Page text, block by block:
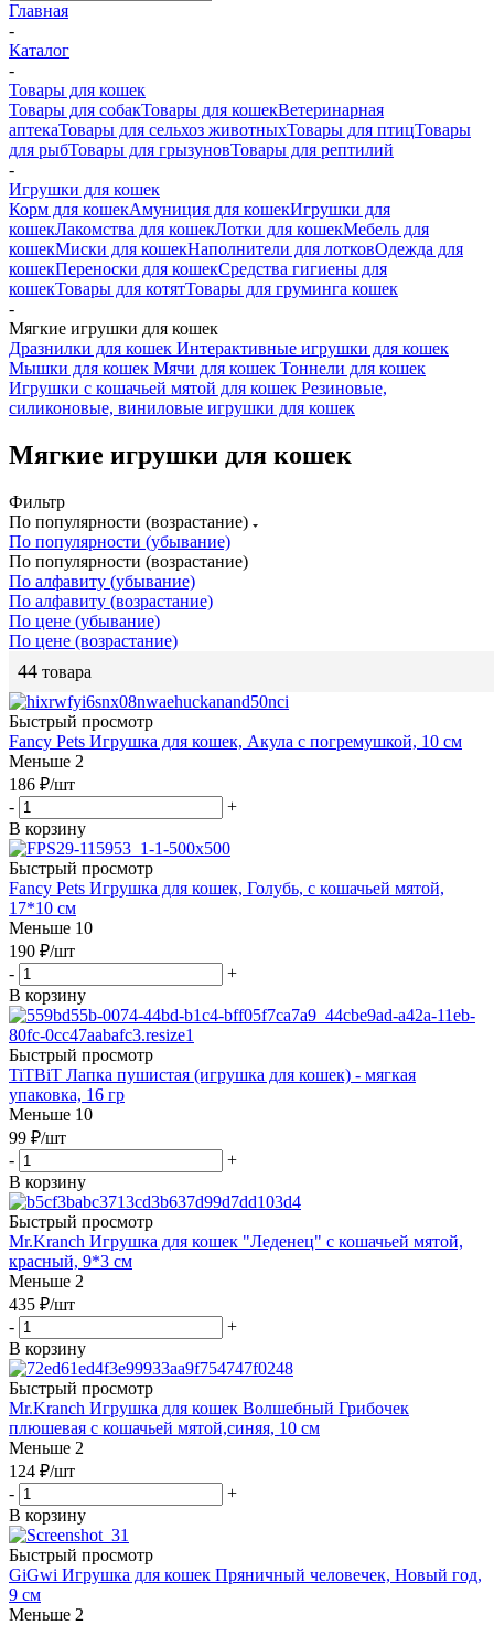
Главная
-
Каталог
-
Товары для кошек
Товары для собакТовары для кошекВетеринарная
аптекаТовары для сельхоз животныхТовары для птицТовары
для рыбТовары для грызуновТовары для рептилий
-
Игрушки для кошек
Корм для кошекАмуниция для кошекИгрушки для
кошекЛакомства для кошекЛотки для кошекМебель для
кошекМиски для кошекНаполнители для лотковОдежда для
кошекПереноски для кошекСредства гигиены для
кошекТовары для котятТовары для груминга кошек
-
Мягкие игрушки для кошек
Дразнилки для кошек Интерактивные игрушки для кошек
Мышки для кошек Мячи для кошек Тоннели для кошек
Игрушки с кошачьей мятой для кошек Резиновые,
силиконовые, виниловые игрушки для кошек
Мягкие игрушки для кошек
Фильтр
По популярности (возрастание)
По популярности (убывание)
По популярности (возрастание)
По алфавиту (убывание)
По алфавиту (возрастание)
По цене (убывание)
По цене (возрастание)
44 товара
Быстрый просмотр
Fancy Pets Игрушка для кошек, Акула с погремушкой, 10 см
Меньше 2
186 ₽/шт
-
+
В корзину
Быстрый просмотр
Fancy Pets Игрушка для кошек, Голубь, с кошачьей мятой,
17*10 см
Меньше 10
190 ₽/шт
-
+
В корзину
Быстрый просмотр
TiTBiT Лапка пушистая (игрушка для кошек) - мягкая
упаковка, 16 гр
Меньше 10
99 ₽/шт
-
+
В корзину
Быстрый просмотр
Mr.Kranch Игрушка для кошек "Леденец" с кошачьей мятой,
красный, 9*3 см
Меньше 2
435 ₽/шт
-
+
В корзину
Быстрый просмотр
Mr.Kranch Игрушка для кошек Волшебный Грибочек
плюшевая с кошачьей мятой,синяя, 10 см
Меньше 2
124 ₽/шт
-
+
В корзину
Быстрый просмотр
GiGwi Игрушка для кошек Пряничный человечек, Новый год,
9 см
Меньше 2